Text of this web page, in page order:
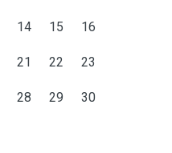
14 15 16
21 22 23
28 29 30